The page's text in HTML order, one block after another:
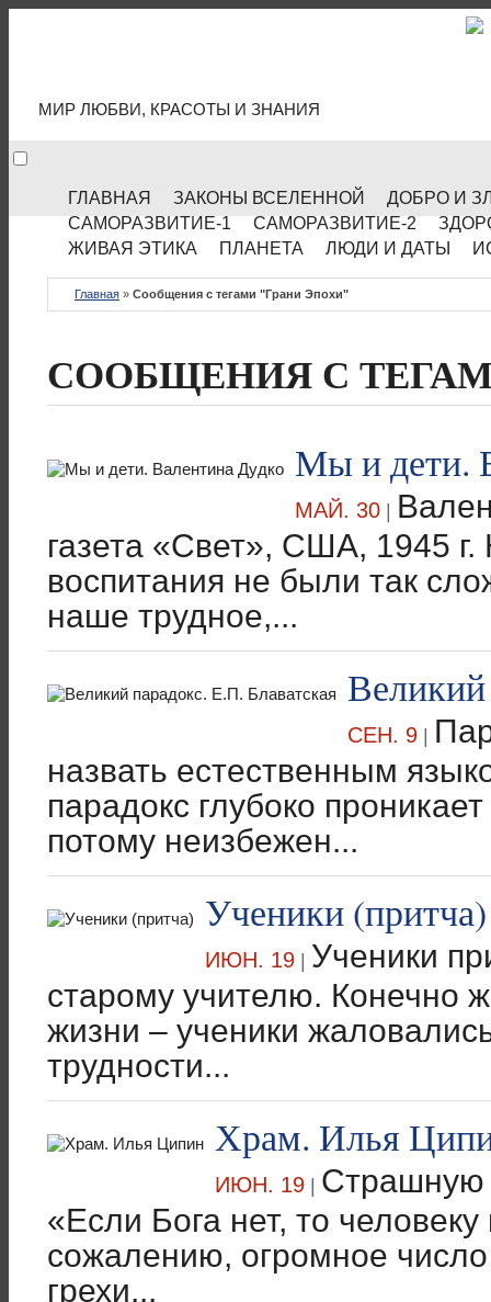
МИР ЛЮБВИ, КРАСОТЫ И ЗНАНИЯ
ГЛАВНАЯ ЗАКОНЫ ВСЕЛЕННОЙ
ДОБРО И
САМОРАЗВИТИЕ-1
САМОРАЗВИТИЕ-2
ЖИВАЯ ЭТИКА
ПЛАНЕТА ЛЮДИ И ДАТЫ
Главная » Сообщения с тегами "Грани Эпохи"
СООБЩЕНИЯ С
Мы и дети.
МАЙ. 30 |
газета «Свет», США, 1945
воспитания не были так
наше трудное,...
Великий
СЕН. 9 |
назвать естественным
парадокс глубоко
потому неизбежен...
Ученики (притча)
ИЮН. 19 | Ученики
старому учителю. Конечно
жизни – ученики
трудности...
Храм. Илья
ИЮН. 19 | Страшную
«Если Бога нет, то
сожалению, огромное
грехи...